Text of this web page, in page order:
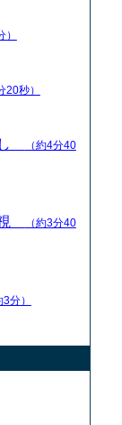
）
20秒）
し
（約4分40
視
（約3分40
3分）